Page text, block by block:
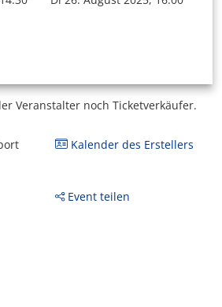
Veranstalter noch Ticketverkäufer.
Kalender des Erstellers
Event teilen